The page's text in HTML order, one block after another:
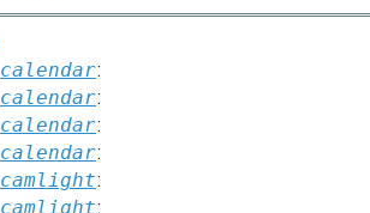
calendar:
calendar:
calendar:
calendar:
camlight:
camlight: